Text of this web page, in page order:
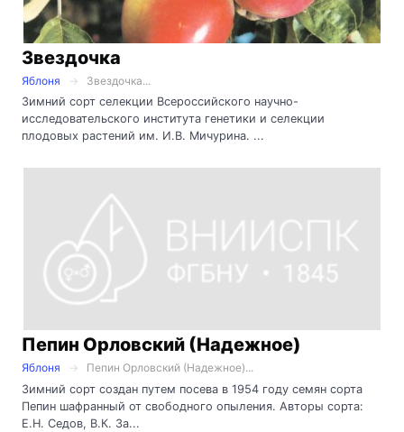
Звездочка
Яблоня
Звездочка...
Зимний сорт селекции Всероссийского научно-
исследовательского института генетики и селекции
плодовых растений им. И.В. Мичурина. ...
Пепин Орловский (Надежное)
Яблоня
Пепин Орловский (Надежное)...
Зимний сорт создан путем посева в 1954 году семян сорта
Пепин шафранный от свободного опыления. Авторы сорта:
Е.Н. Седов, В.К. За...